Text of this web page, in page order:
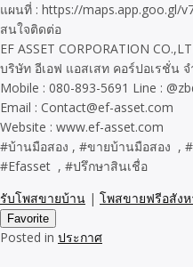
แผนที่ : https://maps.app.goo.gl/
สนใจติดต่อ
EF ASSET CORPORATION
บริษัท อีเอฟ แอสเสท คอร์ปอเรชั่น จ
Mobile : 080-893-5691 Line :
Email : Contact@ef-asset.com
Website : www.ef-asset.com
#บ้านมือสอง , #ขายบ้านมือสอง ,
#Efasset , #ปรึกษาสินเชื่อ
รับโพสขายบ้าน | โพสขายฟรีอสัง
Favorite
Posted in ประกาศ